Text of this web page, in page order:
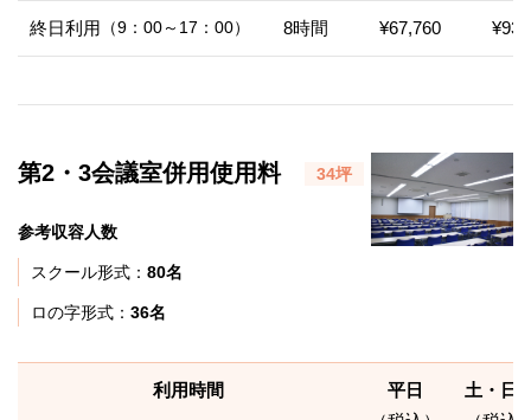
終日利用 （9：00～17：00） 8時間 ¥67,760
第2・3会議室併用使用料 34坪
参考収容人数
スクール形式： 80名
ロの字形式： 36名
利用時間
平日
土・日